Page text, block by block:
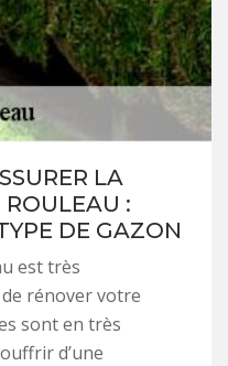
LA
ROULEAU :
DE GAZON
est très
rénover votre
sont en très
d’une